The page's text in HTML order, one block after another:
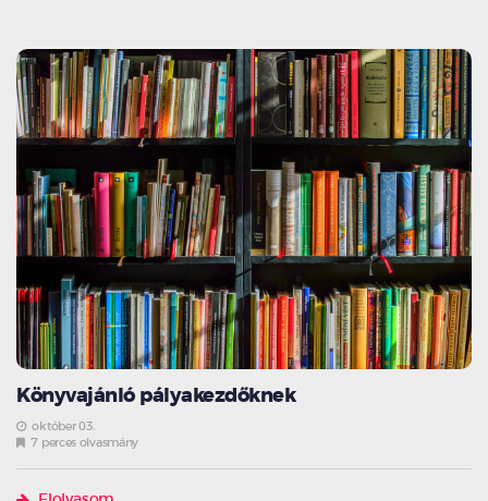
Könyvajánló pályakezdőknek
október 03.
7 perces olvasmány